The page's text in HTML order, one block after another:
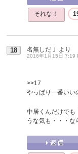
それな！
18 名無しだＪ より
2016年1月15日 7:19
>>17
やっぱり一番いい
中居くんだけでも
うな気も・・・な